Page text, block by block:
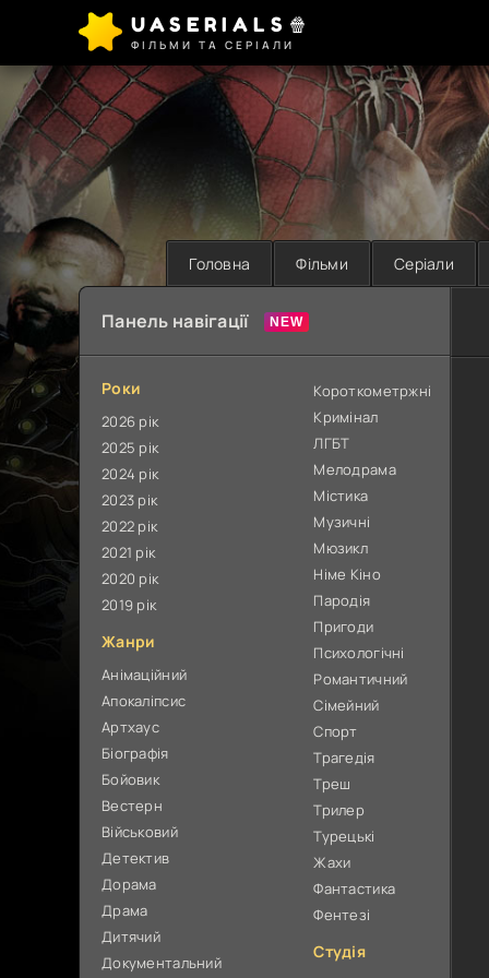
UASERIALS🍿
ФІЛЬМИ ТА СЕРІАЛИ
Головна Фільми Серіали
Панель навігації
Роки
2026 рік
2025 рік
2024 рік
2023 рік
2022 рік
2021 рік
2020 рік
2019 рік
Жанри
Анімаційний
Апокаліпсис
Артхаус
Біографія
Бойовик
Вестерн
Військовий
Детектив
Дорама
Драма
Дитячий
Документальний
Короткометржні
Кримінал
ЛГБТ
Мелодрама
Містика
Музичні
Мюзикл
Німе Кіно
Пародія
Пригоди
Психологічні
Романтичний
Сімейний
Спорт
Трагедія
Треш
Трилер
Турецькі
Жахи
Фантастика
Фентезі
Студія